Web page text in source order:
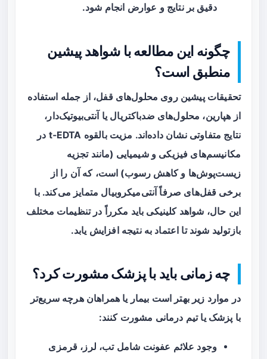
دقیق بر نتایج و عوارض انجام شود.
چگونه این مطالعه با شواهد پیشین
منطبق است؟
تحقیقات پیشین روی محلول‌های قفل، از جمله استفاده
از هپارین، محلول‌های ضدباکتریال یا آنتی‌بیوتیک‌دار،
نتایج متفاوتی نشان داده‌اند. مزیت بالقوه t‑EDTA در
مکانیسم‌های فیزیکی و شیمیایی (مانند تجزیه
زیست‌پوش‌ها و کاهش رسوب) است، که آن را از
برخی قفل‌های صرفاً آنتی‌میکروبیال متمایز می‌کند. با
این حال، شواهد کلینیکی باید مکرراً در تنظیمات مختلف
بازتولید شوند تا اعتماد به نتیجه افزایش یابد.
چه زمانی باید با پزشک مشورت کرد؟
در موارد زیر بهتر است بیمار یا همراهان هرچه سریع‌تر
با پزشک یا تیم درمانی مشورت کنند:
وجود علائم عفونت شامل تب، لرز، قرمزی